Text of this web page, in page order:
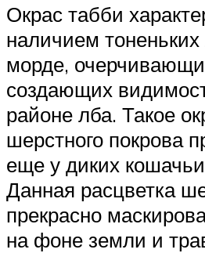
Окрас табби
наличием
морде,
создающих
районе лба. Такое
шерстного покрова
еще у диких
Данная расцветка
прекрасно
на фоне земли и